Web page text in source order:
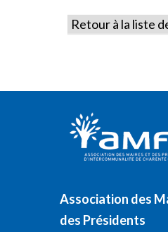
Retour à la liste
Association des
des Présidents